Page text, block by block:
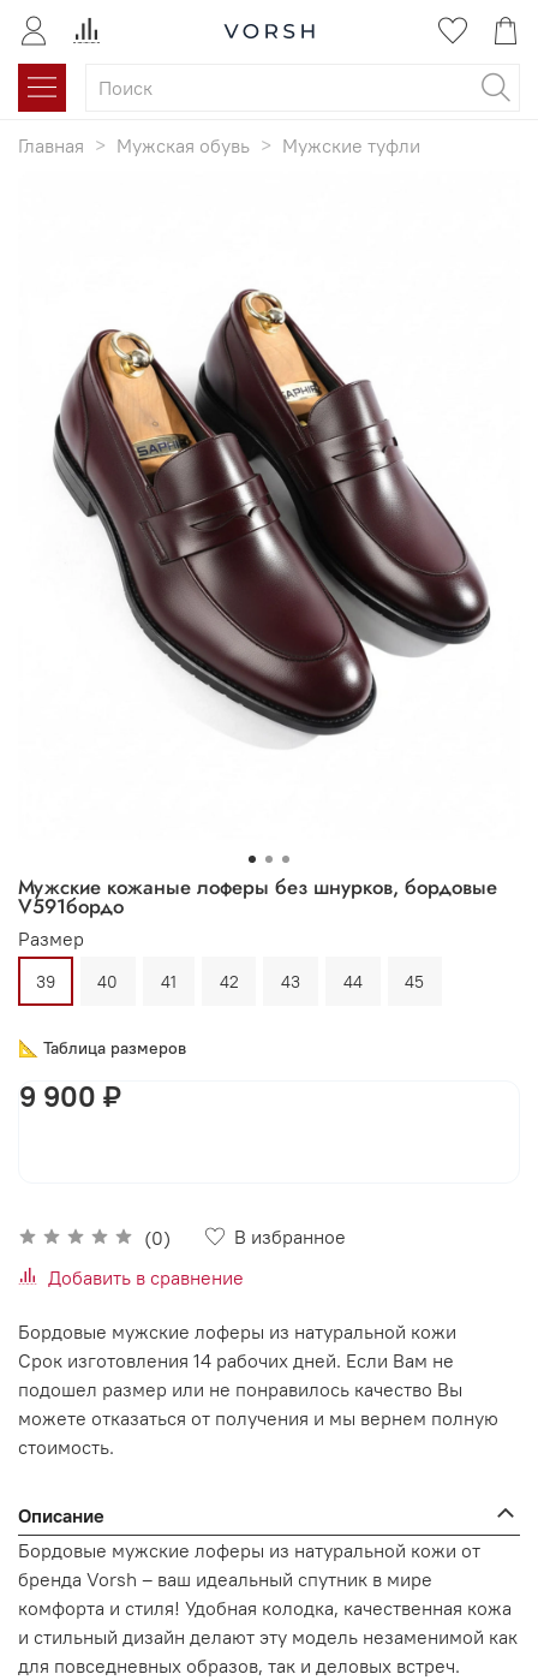
Главная Мужская обувь Мужские туфли
Мужские кожаные лоферы без шнурков, бордовые
V591бордо
(0)
В избранное
Добавить в сравнение
Размер
39 40 41 42 43 44 45
📐 Таблица размеров
9 900 ₽
Бордовые мужские лоферы из натуральной кожи
Срок изготовления 14 рабочих дней. Если Вам не
подошел размер или не понравилось качество Вы
можете отказаться от получения и мы вернем полную
стоимость.
Описание
Бордовые мужские лоферы из натуральной кожи от
бренда Vorsh – ваш идеальный спутник в мире
комфорта и стиля! Удобная колодка, качественная кожа
и стильный дизайн делают эту модель незаменимой как
для повседневных образов, так и деловых встреч.